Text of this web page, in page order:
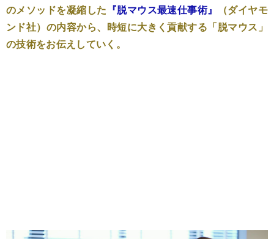
のメソッドを凝縮した 『脱マウス最速仕事術』
（ダイヤモ
ンド社）の内容から、時短に大きく貢献する「脱マウス」
の技術をお伝えしていく。